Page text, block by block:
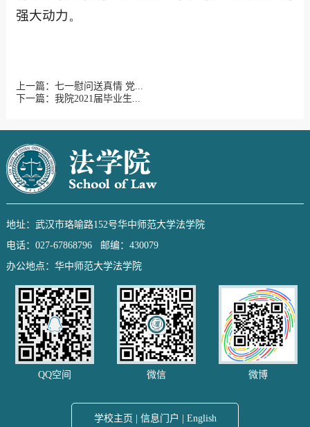
强大动力。
上一篇：七一慰问送真情 党...
下一篇：我院2021届毕业生...
地址：武汉市珞喻路152号华中师范大学法学院
电话：027-67868796 邮编：430079
办公地点：华中师范大学法学院
QQ空间 微信 微博
学校主页 信息门户 English